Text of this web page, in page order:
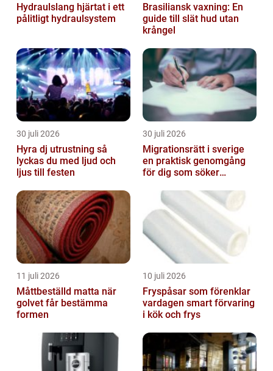
Hydraulslang hjärtat i ett
pålitligt hydraulsystem
Brasiliansk vaxning: En
guide till slät hud utan
krångel
30 juli 2026
Hyra dj utrustning så
lyckas du med ljud och
ljus till festen
30 juli 2026
Migrationsrätt i sverige
en praktisk genomgång
för dig som söker
11 juli 2026
Måttbeställd matta när
golvet får bestämma
formen
10 juli 2026
Fryspåsar som förenklar
vardagen smart förvaring
i kök och frys